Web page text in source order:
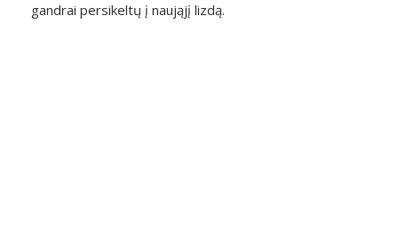
gandrai persikeltų į naująjį lizdą.